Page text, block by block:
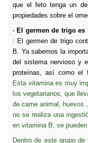
que el feto tenga un
propiedades sobre el
- El germen de trigo
: El germen de trigo
B. Ya sabemos la
del sistema nervioso y
proteínas, así como el
Esta vitamina es muy
los vegetarianos, que
de carne animal, huevos
no se realiza una
en vitamina B, se
Dentro de este grupo